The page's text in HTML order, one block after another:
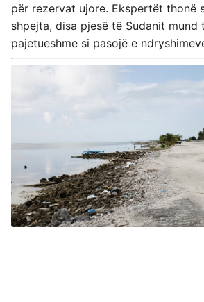
për rezervat ujore. Ekspertët thonë
shpejta, disa pjesë të Sudanit mund
pajetueshme si pasojë e